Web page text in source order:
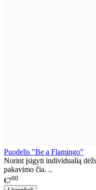
Puodelis "Be a Flamingo"
Norint įsigyti individualią
pakavimo čia. ..
€700